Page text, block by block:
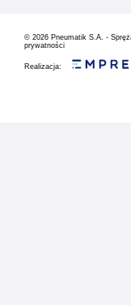
© 2026 Pneumatik S.A. -
prywatności
Realizacja: